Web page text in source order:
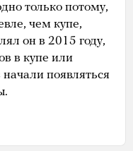
только потому,
чем купе,
он в 2015 году,
в купе или
появляться